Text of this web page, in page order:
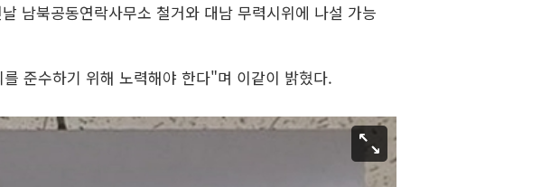
남북공동연락사무소 철거와 대남 무력시위에 나설 가능
준수하기 위해 노력해야 한다"며 이같이 밝혔다.